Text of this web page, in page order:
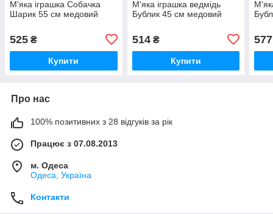
М'яка іграшка Собачка
Шарик 55 см медовий
525 ₴
Купити
М'яка іграшка ведмідь
Бублик 45 см медовий
514₴
Купити
577
Про нас
100% позитивних з 28 відгуків за рік
Працює з 07.08.2013
м. Одеса
Одеса, Україна
Контакти